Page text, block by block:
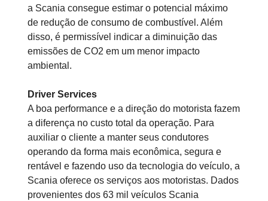
a Scania consegue estimar o potencial máximo
de redução de consumo de combustível. Além
disso, é permissível indicar a diminuição das
emissões de CO2 em um menor impacto
ambiental.
Driver Services
A boa performance e a direção do motorista fazem
a diferença no custo total da operação. Para
auxiliar o cliente a manter seus condutores
operando da forma mais econômica, segura e
rentável e fazendo uso da tecnologia do veículo, a
Scania oferece os serviços aos motoristas. Dados
provenientes dos 63 mil veículos Scania